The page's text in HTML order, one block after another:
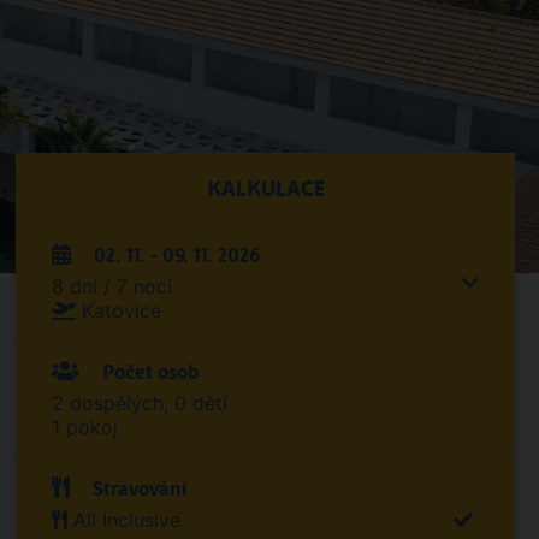
KALKULACE
02. 11. - 09. 11. 2026
8 dní / 7 nocí
Katovice
Počet osob
2 dospělých, 0 dětí
1 pokoj
Stravování
All Inclusive